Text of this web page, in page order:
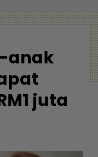
anak
juta